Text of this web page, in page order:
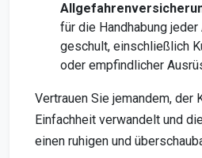
für die Handhabung jeder
geschult, einschließlich
oder empfindlicher
Vertrauen Sie jemandem, der
Einfachheit verwandelt und
einen ruhigen und